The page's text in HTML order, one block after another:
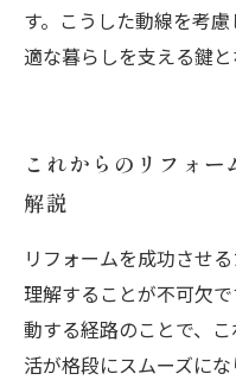
す。こうした動線を考
適な暮らしを支える鍵と
これからのリフォ
解説
リフォームを成功させ
理解することが不可欠
動する経路のことで、
活が格段にスムーズに